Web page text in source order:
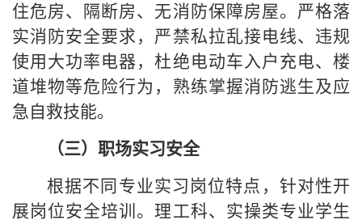
住危房、隔断房、无消防保障房屋。严格落
实消防安全要求，严禁私拉乱接电线、违规
使用大功率电器，杜绝电动车入户充电、楼
道堆物等危险行为，熟练掌握消防逃生及应
急自救技能。
（三）职场实习安全
根据不同专业实习岗位特点，针对性开
展岗位安全培训。理工科、实操类专业学生